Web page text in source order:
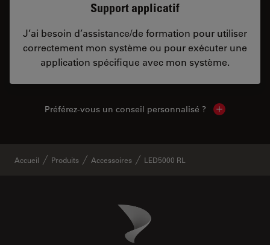
Support applicatif
J’ai besoin d’assistance/de formation pour utiliser
correctement mon système ou pour exécuter une
application spécifique avec mon système.
Préférez-vous un conseil personnalisé ? Show local
Accueil Produits Accessoires LED5000 RL
Danaher Logo